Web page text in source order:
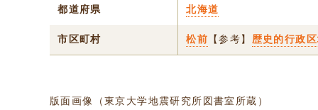
都道府県 北海道
市区町村 松前 【参考】 歴史的行政
版面画像（東京大学地震研究所図書室所蔵）